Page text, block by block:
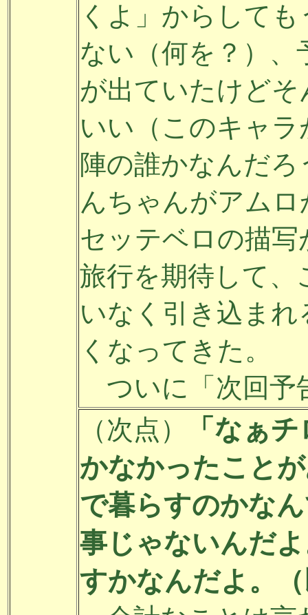
くよ」からして
ない（何を？）、
が出ていたけど
いい（このキャ
陣の誰かなんだ
んちゃんがアム
セッテベロの描
旅行を期待して、
いなく引き込ま
くなってきた。
ついに「次回予
（次点）
「なぁ
かなかったこと
で暮らすのかな
事じゃないんだ
すかなんだよ。